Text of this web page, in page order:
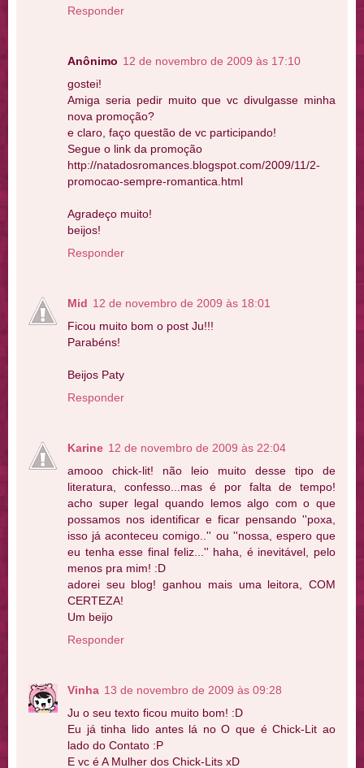
Responder
Anônimo 12 de novembro de 2009 às 17:10
gostei!
Amiga seria pedir muito que vc divulgasse minha
nova promoção?
e claro, faço questão de vc participando!
Segue o link da promoção
http://natadosromances.blogspot.com/2009/11/2-
promocao-sempre-romantica.html
Agradeço muito!
beijos!
Responder
Mid 12 de novembro de 2009 às 18:01
Ficou muito bom o post Ju!!!
Parabéns!
Beijos Paty
Responder
Karine 12 de novembro de 2009 às 22:04
amooo chick-lit! não leio muito desse tipo de
literatura, confesso...mas é por falta de tempo!
acho super legal quando lemos algo com o que
possamos nos identificar e ficar pensando ''poxa,
isso já aconteceu comigo..'' ou ''nossa, espero que
eu tenha esse final feliz...'' haha, é inevitável, pelo
menos pra mim! :D
adorei seu blog! ganhou mais uma leitora, COM
CERTEZA!
Um beijo
Responder
Vinha 13 de novembro de 2009 às 09:28
Ju o seu texto ficou muito bom! :D
Eu já tinha lido antes lá no O que é Chick-Lit ao
lado do Contato :P
E vc é A Mulher dos Chick-Lits xD